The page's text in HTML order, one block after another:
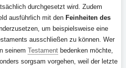
durchgesetzt wird. Zudem
ausführlich mit den Feinheiten des
um beispielsweise eine
ausschließen zu können. Wer
seinem Testament bedenken möchte,
sorgsam vorgehen, weil der letzte